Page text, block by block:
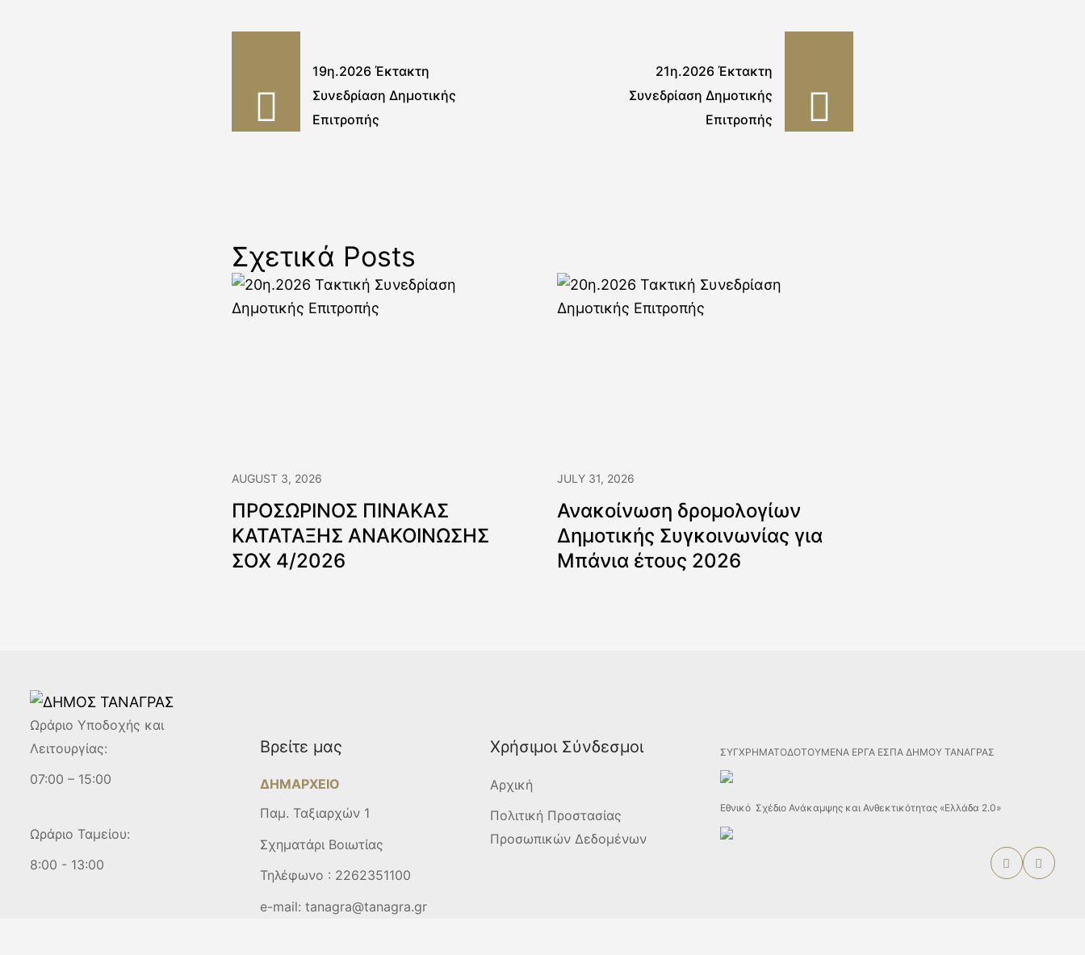
19η.2026 Έκτακτη
Συνεδρίαση Δημοτικής
Επιτροπής
21η.2026 Έκτακτη
Συνεδρίαση Δημοτικής
Επιτροπής
Σχετικά Posts
AUGUST 3, 2026
ΠΡΟΣΩΡΙΝΟΣ ΠΙΝΑΚΑΣ
ΚΑΤΑΤΑΞΗΣ ΑΝΑΚΟΙΝΩΣΗΣ
ΣΟΧ 4/2026
JULY 31, 2026
Ανακοίνωση δρομολογίων
Δημοτικής Συγκοινωνίας για
Μπάνια έτους 2026
Ωράριο Υποδοχής και
Λειτουργίας:
07:00 – 15:00
Ωράριο Ταμείου:
8:00 - 13:00
Βρείτε μας
ΔΗΜΑΡΧΕΙΟ
Παμ. Ταξιαρχών 1
Σχηματάρι Βοιωτίας
Τηλέφωνο : 2262351100
e-mail:tanagra@tanagra.gr
Χρήσιμοι Σύνδεσμοι
Αρχική
Πολιτική Προστασίας
Προσωπικών Δεδομένων
ΣΥΓΧΡΗΜΑΤΟΔΟΤΟΥΜΕΝΑ ΕΡΓΑ ΕΣΠΑ ΔΗΜΟΥ ΤΑΝΑΓΡΑΣ
Εθνικό Σχέδιο Ανάκαμψης και Ανθεκτικότητας «Ελλάδα 2.0»